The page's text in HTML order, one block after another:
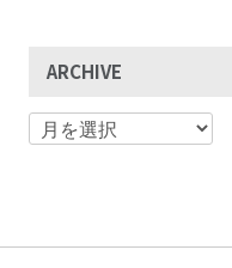
ARCHIVE